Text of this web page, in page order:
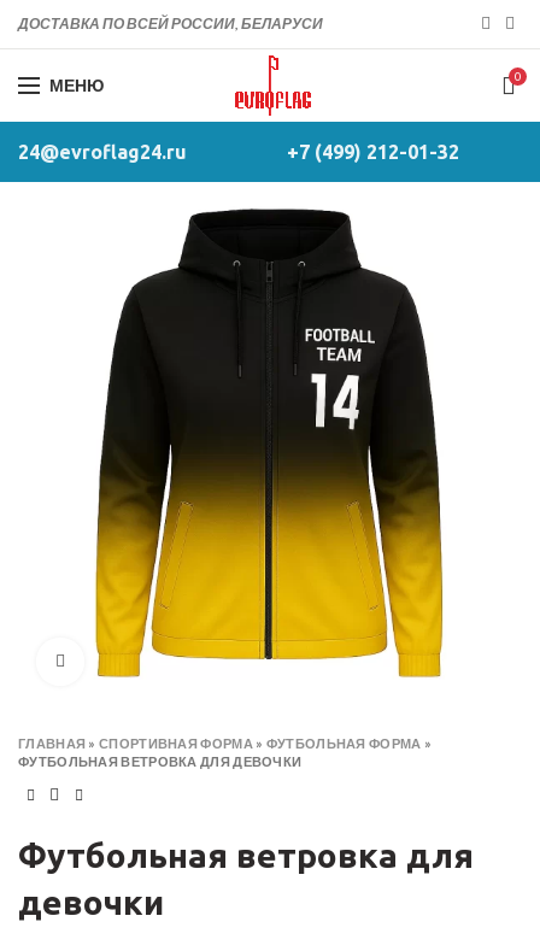
ДОСТАВКА ПО ВСЕЙ РОССИИ, БЕЛАРУСИ
МЕНЮ 0
24@evroflag24.ru +7 (499) 212-01-32
Click to enlarge
ГЛАВНАЯ »СПОРТИВНАЯ ФОРМА » ФУТБОЛЬНАЯ ФОРМА »
ФУТБОЛЬНАЯ ВЕТРОВКА ДЛЯ ДЕВОЧКИ
Футбольная ветровка для
девочки